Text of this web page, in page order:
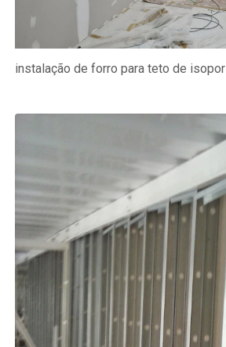
instalação de forro para teto de isopor